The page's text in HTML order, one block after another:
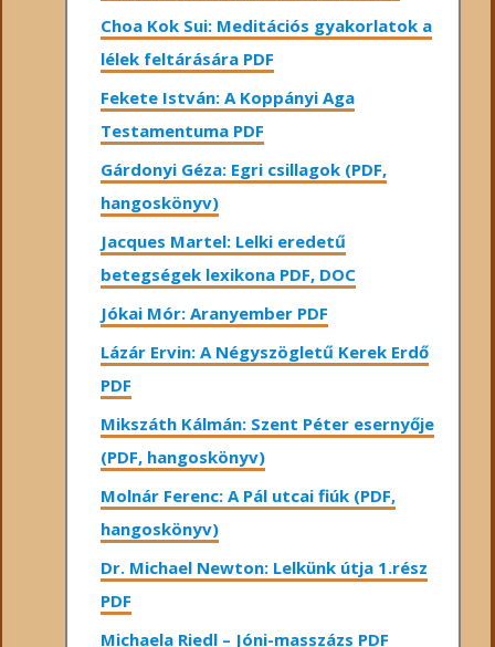
Choa Kok Sui: Meditációs gyakorlatok a
lélek feltárására PDF
Fekete István: A Koppányi Aga
Testamentuma PDF
Gárdonyi Géza: Egri csillagok (PDF,
hangoskönyv)
Jacques Martel: Lelki eredetű
betegségek lexikona PDF, DOC
Jókai Mór: Aranyember PDF
Lázár Ervin: A Négyszögletű Kerek Erdő
PDF
Mikszáth Kálmán: Szent Péter esernyője
(PDF, hangoskönyv)
Molnár Ferenc: A Pál utcai fiúk (PDF,
hangoskönyv)
Dr. Michael Newton: Lelkünk útja 1.rész
PDF
Michaela Riedl – Jóni-masszázs PDF